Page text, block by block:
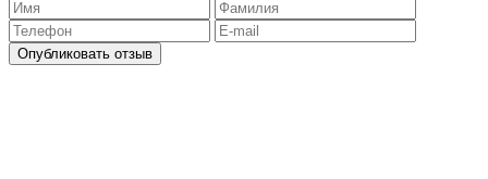
Опубликовать отзыв